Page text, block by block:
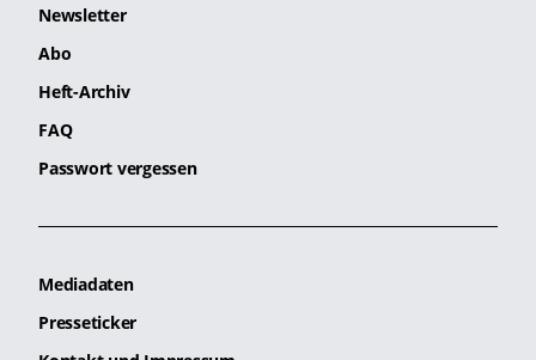
Newsletter
Abo
Heft-Archiv
FAQ
Passwort vergessen
Mediadaten
Presseticker